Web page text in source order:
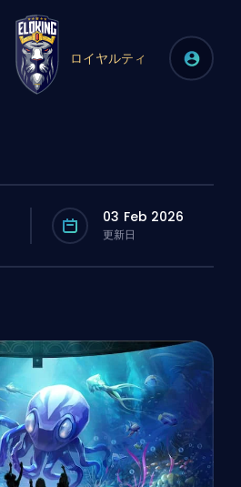
ロイヤルティ
03 Feb 2026
更新日